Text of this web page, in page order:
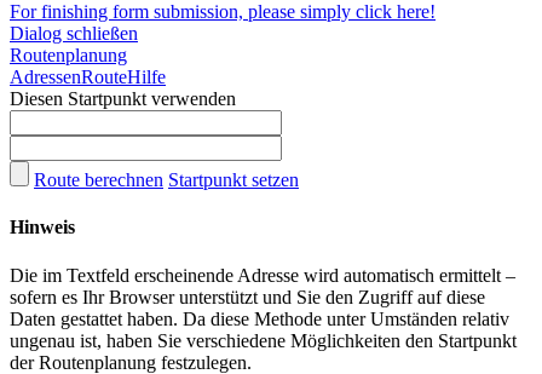
For finishing form submission, please simply click here!
Dialog schließen
Routenplanung
AdressenRouteHilfe
Diesen Startpunkt verwenden
Route berechnen Startpunkt setzen
Hinweis
Die im Textfeld erscheinende Adresse wird automatisch ermittelt –
sofern es Ihr Browser unterstützt und Sie den Zugriff auf diese
Daten gestattet haben. Da diese Methode unter Umständen relativ
ungenau ist, haben Sie verschiedene Möglichkeiten den Startpunkt
der Routenplanung festzulegen.